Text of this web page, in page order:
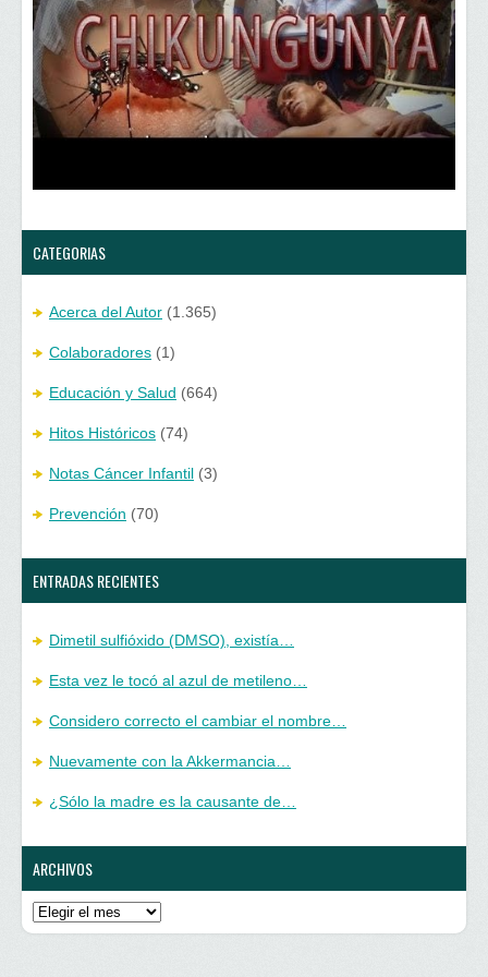
u
n
a
v
e
n
t
a
n
a
n
a
n
u
n
a
v
e
n
t
a
n
a
v
CATEGORIAS
Acerca del Autor (1.365)
Colaboradores (1)
Educación y Salud (664)
Hitos Históricos (74)
Notas Cáncer Infantil (3)
Prevención (70)
ENTRADAS RECIENTES
Dimetil sulfióxido (DMSO), existía…
Esta vez le tocó al azul de metileno…
Considero correcto el cambiar el nombre…
Nuevamente con la Akkermancia…
¿Sólo la madre es la causante de…
ARCHIVOS
Archivos